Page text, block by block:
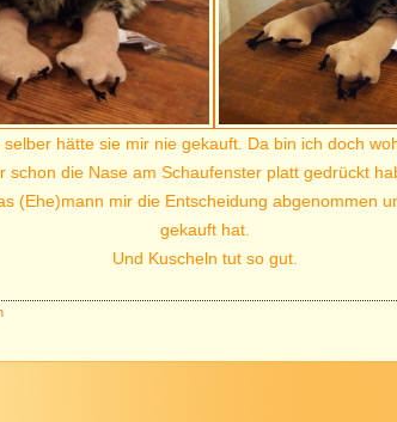
selber hätte sie mir nie gekauft. Da bin ich doch
schon die Nase am Schaufenster platt gedrückt
(Ehe)mann mir die Entscheidung abgenommen
gekauft hat.
Und Kuscheln tut so gut.